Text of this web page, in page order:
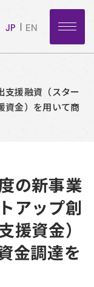
JP EN
支援融資（スター
資金）を用いて商
の新事業
アップ創
援資金）
金調達を